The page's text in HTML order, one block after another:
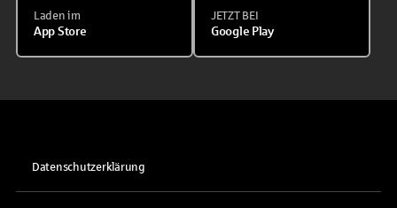
Laden im
App Store
JETZT BEI
Google Play
Datenschutzerklärung